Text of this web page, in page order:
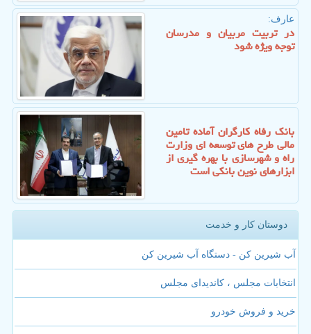
عارف:
در تربیت مربیان و مدرسان
توجه ویژه شود
بانک رفاه کارگران آماده تامین
مالی طرح های توسعه ای وزارت
راه و شهرسازی با بهره گیری از
ابزارهای نوین بانکی است
دوستان کار و خدمت
آب شیرین کن - دستگاه آب شیرین کن
انتخابات مجلس ، کاندیدای مجلس
خرید و فروش خودرو